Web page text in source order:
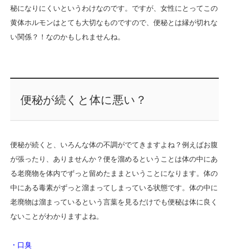
秘になりにくいというわけなのです。ですが、女性にとってこの
黄体ホルモンはとても大切なものですので、便秘とは縁が切れな
い関係？！なのかもしれませんね。
便秘が続くと体に悪い？
便秘が続くと、いろんな体の不調がでてきますよね？例えばお腹
が張ったり、ありませんか？便を溜めるということは体の中にあ
る老廃物を体内でずっと留めたままということになります。体の
中にある毒素がずっと溜まってしまっている状態です。体の中に
老廃物は溜まっているという言葉を見るだけでも便秘は体に良く
ないことがわかりますよね。
・口臭